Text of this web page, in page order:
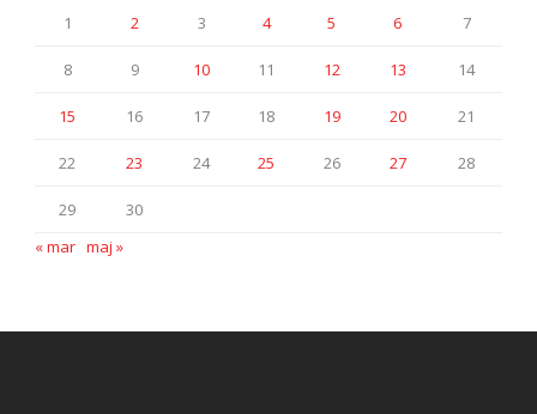
1 2 3 4 5 6 7
8 9 10 11 12 13 14
15 16 17 18 19 20 21
22 23 24 25 26 27 28
29
30
« mar maj »